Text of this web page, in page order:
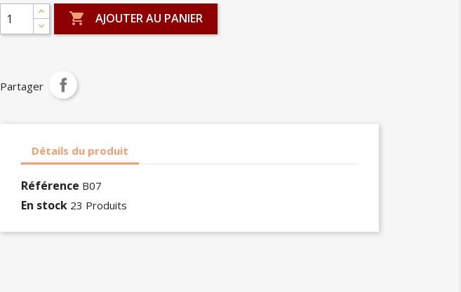
 AJOUTER AU PANIER
Partager
Détails du produit
Référence B07
En stock 23 Produits